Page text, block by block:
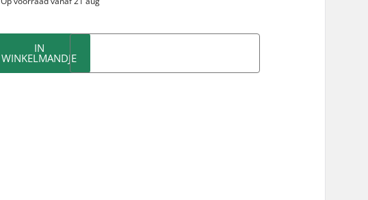
IN
WINKELMANDJE